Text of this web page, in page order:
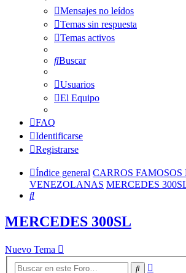
Mensajes no leídos
Temas sin respuesta
Temas activos
Buscar
Usuarios
El Equipo
FAQ
Identificarse
Registrarse
Índice general CARROS FAMOSOS
VENEZOLANAS MERCEDES
Buscar
MERCEDES 300SL
Nuevo Tema
Buscar